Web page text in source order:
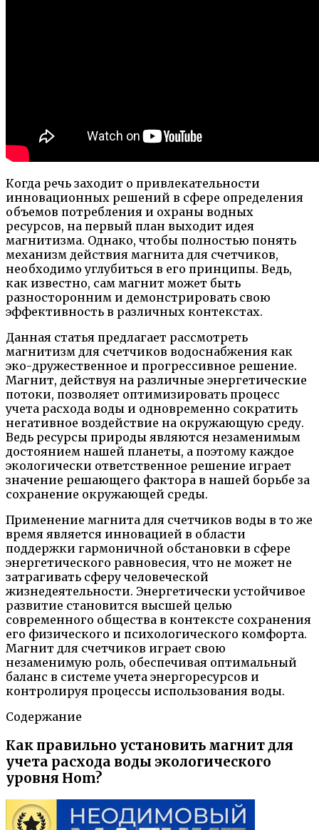
Когда речь заходит о привлекательности
инновационных решений в сфере определения
объемов потребления и охраны водных
ресурсов, на первый план выходит идея
магнитизма. Однако, чтобы полностью понять
механизм действия магнита для счетчиков,
необходимо углубиться в его принципы. Ведь,
как известно, сам магнит может быть
разносторонним и демонстрировать свою
эффективность в различных контекстах.
Данная статья предлагает рассмотреть
магнитизм для счетчиков водоснабжения как
эко-дружественное и прогрессивное решение.
Магнит, действуя на различные энергетические
потоки, позволяет оптимизировать процесс
учета расхода воды и одновременно сократить
негативное воздействие на окружающую среду.
Ведь ресурсы природы являются незаменимым
достоянием нашей планеты, а поэтому каждое
экологически ответственное решение играет
значение решающего фактора в нашей борьбе за
сохранение окружающей среды.
Применение магнита для счетчиков воды в то же
время является инновацией в области
поддержки гармоничной обстановки в сфере
энергетического равновесия, что не может не
затрагивать сферу человеческой
жизнедеятельности. Энергетически устойчивое
развитие становится высшей целью
современного общества в контексте сохранения
его физического и психологического комфорта.
Магнит для счетчиков играет свою
незаменимую роль, обеспечивая оптимальный
баланс в системе учета энергоресурсов и
контролируя процессы использования воды.
Содержание
Как правильно установить магнит для
учета расхода воды экологического
уровня Hom?